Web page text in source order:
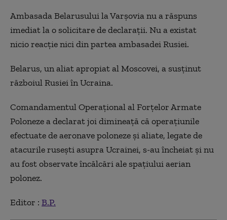
Ambasada Belarusului la Varşovia nu a răspuns
imediat la o solicitare de declaraţii. Nu a existat
nicio reacţie nici din partea ambasadei Rusiei.
Belarus, un aliat apropiat al Moscovei, a susţinut
războiul Rusiei în Ucraina.
Comandamentul Operaţional al Forţelor Armate
Poloneze a declarat joi dimineaţă că operaţiunile
efectuate de aeronave poloneze şi aliate, legate de
atacurile ruseşti asupra Ucrainei, s-au încheiat şi nu
au fost observate încălcări ale spaţiului aerian
polonez.
Editor : B.P.